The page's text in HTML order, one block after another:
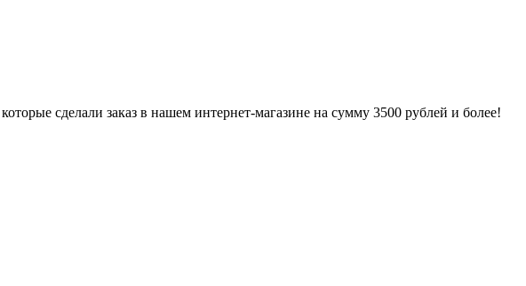
сделали заказ в нашем интернет-магазине на сумму 3500 рублей и более!